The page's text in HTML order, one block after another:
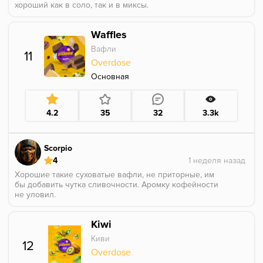
хороший как в соло, так и в миксы.
11
Waffles
Вафли
Overdose
Основная
4.2 35 32 3.3k
Scorpio
4
Хорошие такие суховатые вафли, не приторные, им
бы добавить чутка сливочности. Аромку кофейности
не уловил.
12
Kiwi
Киви
Overdose